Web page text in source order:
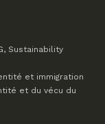
Sustainability
et immigration
et du vécu du